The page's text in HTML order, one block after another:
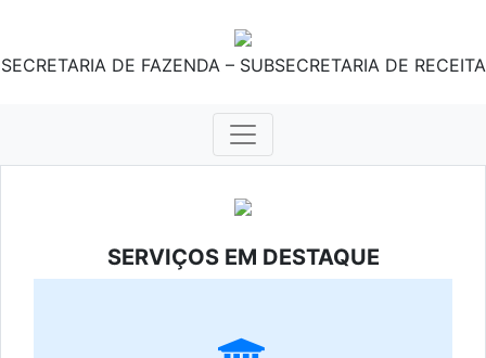
SECRETARIA DE FAZENDA – SUBSECRETARIA DE RECEITA
SERVIÇOS EM DESTAQUE